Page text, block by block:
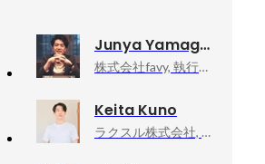
Junya Yamaguchi
株式会社favy, 執行役員
Keita Kuno
ラクスル株式会社, エンタープライズ事業部 PdM